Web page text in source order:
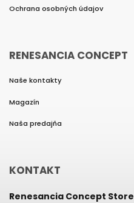
Ochrana osobných údajov
RENESANCIA CONCEPT
Naše kontakty
Magazín
Naša predajňa
KONTAKT
Renesancia Concept Store